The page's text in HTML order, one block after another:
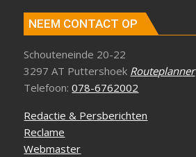
NEEM CONTACT OP
Schouteneinde 20-22
3297 AT Puttershoek Routeplanner
Telefoon:078-6762002
Redactie & Persberichten
Reclame
Webmaster